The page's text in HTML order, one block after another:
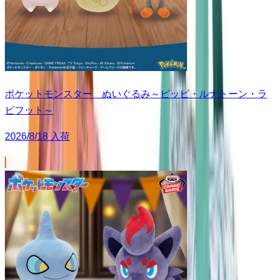
ポケットモンスター ぬいぐるみ～ピッピ・ルナトーン・ラ
ビフット～
2026/8/18 入荷